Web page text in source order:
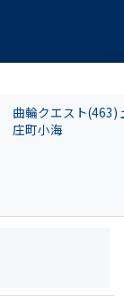
曲輪クエスト(463)
庄町小海